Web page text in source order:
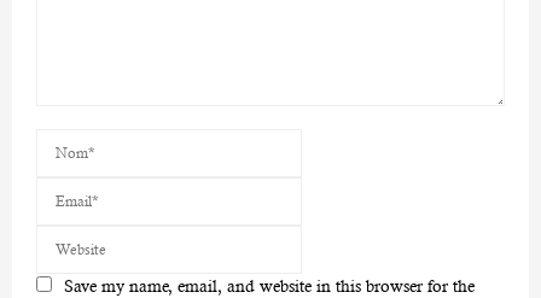
Save my name, email, and website in this browser for the